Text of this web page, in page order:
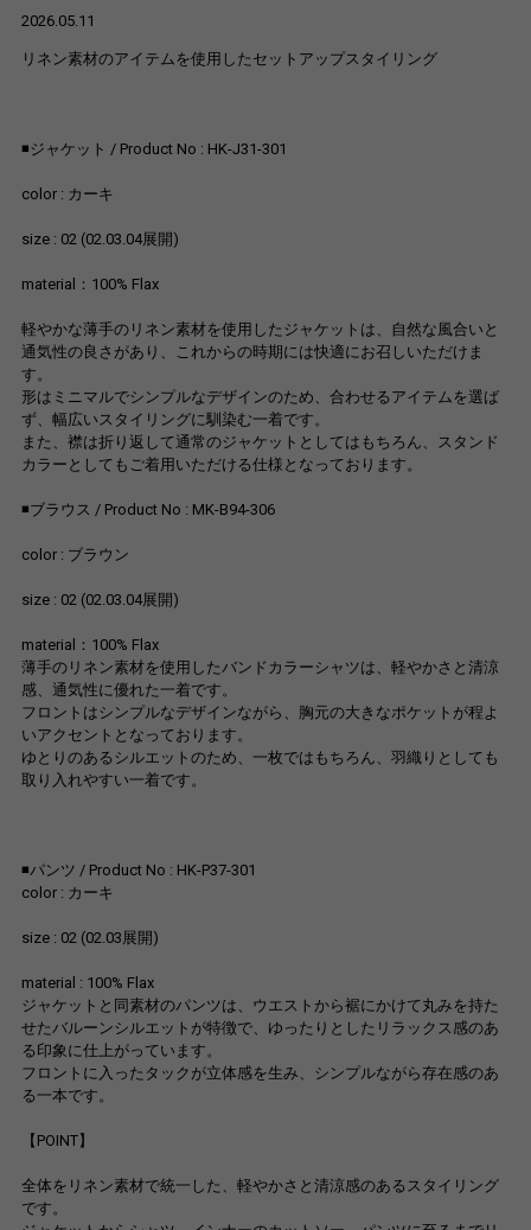
2026.05.11
リネン素材のアイテムを使用したセットアップスタイリング
◾️ジャケット / Product No : HK-J31-301
color : カーキ
size : 02 (02.03.04展開)
material：100% Flax
軽やかな薄手のリネン素材を使用したジャケットは、自然な風合いと
通気性の良さがあり、これからの時期には快適にお召しいただけま
す。
形はミニマルでシンプルなデザインのため、合わせるアイテムを選ば
ず、幅広いスタイリングに馴染む一着です。
また、襟は折り返して通常のジャケットとしてはもちろん、スタンド
カラーとしてもご着用いただける仕様となっております。
◾️ブラウス / Product No : MK-B94-306
color : ブラウン
size : 02 (02.03.04展開)
material：100% Flax
薄手のリネン素材を使用したバンドカラーシャツは、軽やかさと清涼
感、通気性に優れた一着です。
フロントはシンプルなデザインながら、胸元の大きなポケットが程よ
いアクセントとなっております。
ゆとりのあるシルエットのため、一枚ではもちろん、羽織りとしても
取り入れやすい一着です。
◾️パンツ / Product No : HK-P37-301
color : カーキ
size : 02 (02.03展開)
material : 100% Flax
ジャケットと同素材のパンツは、ウエストから裾にかけて丸みを持た
せたバルーンシルエットが特徴で、ゆったりとしたリラックス感のあ
る印象に仕上がっています。
フロントに入ったタックが立体感を生み、シンプルながら存在感のあ
る一本です。
【POINT】
全体をリネン素材で統一した、軽やかさと清涼感のあるスタイリング
です。